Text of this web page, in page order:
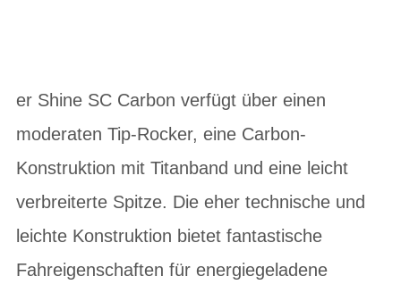
er Shine SC Carbon verfügt über einen
moderaten Tip-Rocker, eine Carbon-
Konstruktion mit Titanband und eine leicht
verbreiterte Spitze. Die eher technische und
leichte Konstruktion bietet fantastische
Fahreigenschaften für energiegeladene